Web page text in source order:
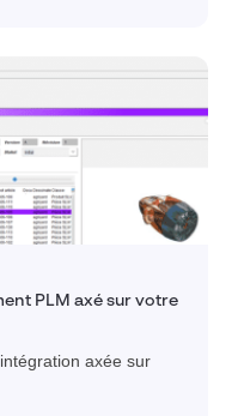
PLM axé sur votre
axée sur